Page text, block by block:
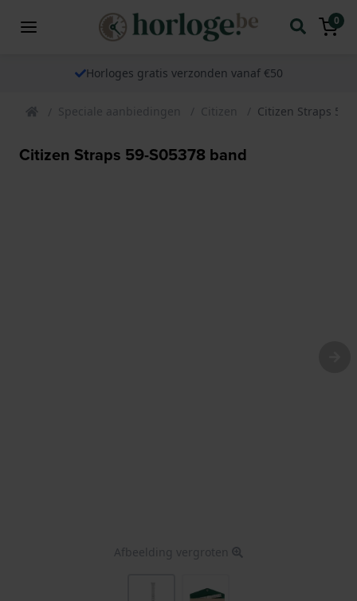
0
Horloges gratis verzonden vanaf €50
Speciale aanbiedingen Citizen Citizen Straps 59-
Citizen Straps 59-S05378 band
Afbeelding vergroten